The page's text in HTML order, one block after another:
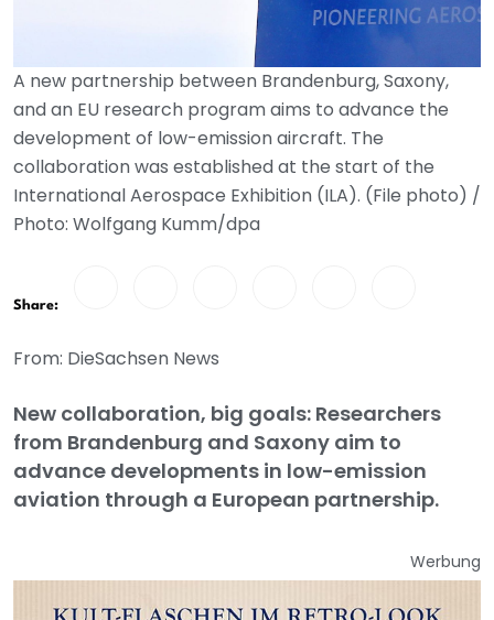
A new partnership between Brandenburg, Saxony,
and an EU research program aims to advance the
development of low-emission aircraft. The
collaboration was established at the start of the
International Aerospace Exhibition (ILA). (File photo) /
Photo: Wolfgang Kumm/dpa
Share:
From: DieSachsen News
New collaboration, big goals: Researchers
from Brandenburg and Saxony aim to
advance developments in low-emission
aviation through a European partnership.
Werbung